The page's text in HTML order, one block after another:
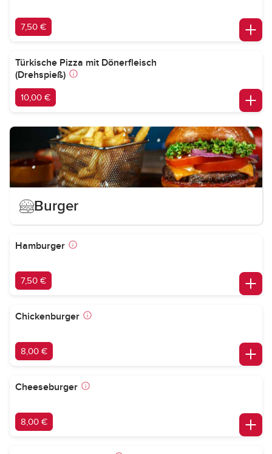
7,50 €
Türkische Pizza mit Dönerfleisch
(Drehspieß)
10,00 €
Burger
Hamburger
7,50 €
Chickenburger
8,00 €
Cheeseburger
8,00 €